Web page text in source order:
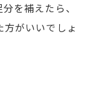
を補えたら、
がいいでしょ